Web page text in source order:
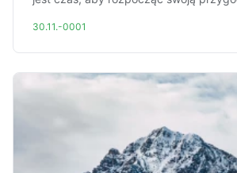
30.11.-0001